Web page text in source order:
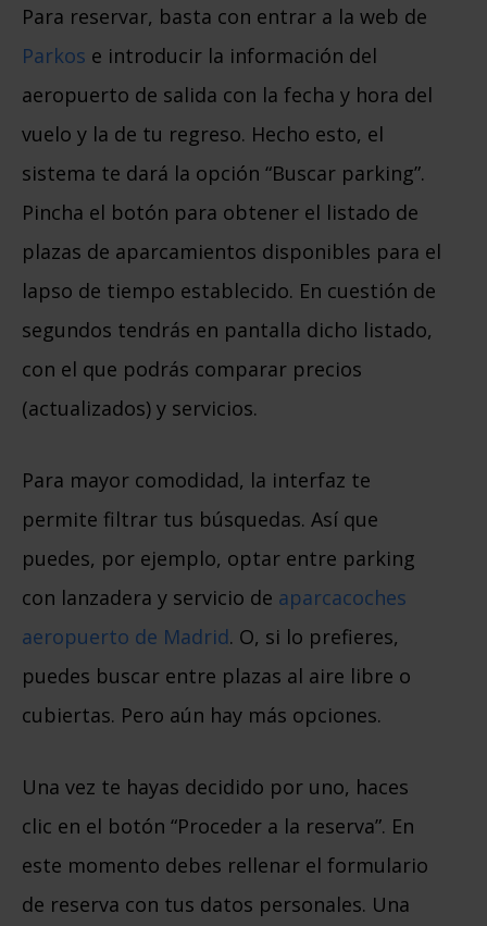
Para reservar, basta con entrar a la web de
Parkos e introducir la información del
aeropuerto de salida con la fecha y hora del
vuelo y la de tu regreso. Hecho esto, el
sistema te dará la opción “Buscar parking”.
Pincha el botón para obtener el listado de
plazas de aparcamientos disponibles para el
lapso de tiempo establecido. En cuestión de
segundos tendrás en pantalla dicho listado,
con el que podrás comparar precios
(actualizados) y servicios.
Para mayor comodidad, la interfaz te
permite filtrar tus búsquedas. Así que
puedes, por ejemplo, optar entre parking
con lanzadera y servicio de aparcacoches
aeropuerto de Madrid. O, si lo prefieres,
puedes buscar entre plazas al aire libre o
cubiertas. Pero aún hay más opciones.
Una vez te hayas decidido por uno, haces
clic en el botón “Proceder a la reserva”. En
este momento debes rellenar el formulario
de reserva con tus datos personales. Una